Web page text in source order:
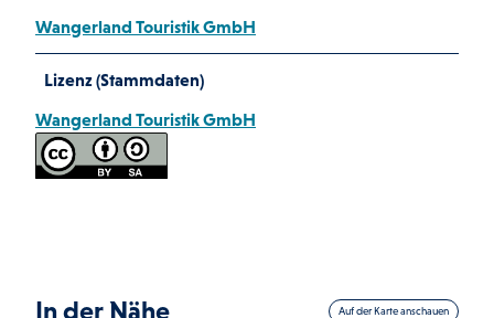
Wangerland Touristik GmbH
Lizenz (Stammdaten)
Wangerland Touristik GmbH
In der Nähe Auf der Karte anschauen